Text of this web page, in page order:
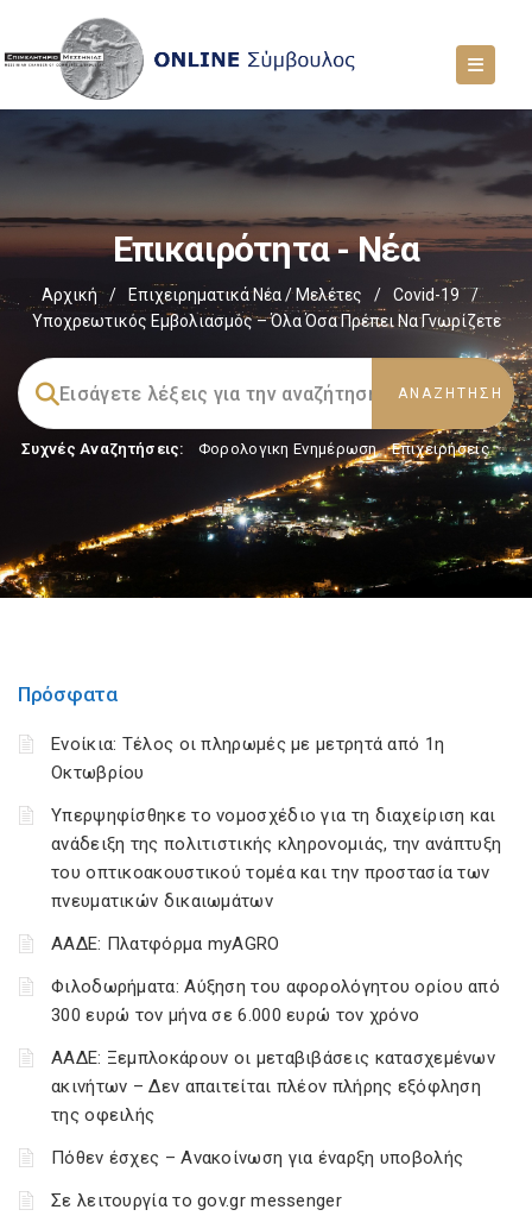
Επικαιρότητα - Νέα
Αρχική / Επιχειρηματικά Νέα / Μελέτες / Covid-19
/
Υποχρεωτικός Εμβολιασμός – Όλα Όσα Πρέπει Να Γνωρίζετε
Συχνές Αναζητήσεις: Φορολογικη Ενημέρωση, Επιχειρήσεις
Πρόσφατα
Ενοίκια: Τέλος οι πληρωμές με μετρητά από 1η
Οκτωβρίου
Υπερψηφίσθηκε το νομοσχέδιο για τη διαχείριση και
ανάδειξη της πολιτιστικής κληρονομιάς, την ανάπτυξη
του οπτικοακουστικού τομέα και την προστασία των
πνευματικών δικαιωμάτων
ΑΑΔΕ: Πλατφόρμα myAGRO
Φιλοδωρήματα: Αύξηση του αφορολόγητου ορίου από
300 ευρώ τον μήνα σε 6.000 ευρώ τον χρόνο
ΑΑΔΕ: Ξεμπλοκάρουν οι μεταβιβάσεις κατασχεμένων
ακινήτων – Δεν απαιτείται πλέον πλήρης εξόφληση
της οφειλής
Πόθεν έσχες – Ανακοίνωση για έναρξη υποβολής
Σε λειτουργία το gov.gr messenger